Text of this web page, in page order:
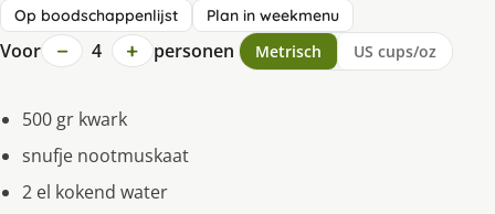
Op boodschappenlijst Plan in weekmenu
Voor − 4 + personen Metrisch US cups/oz
500 gr kwark
snufje nootmuskaat
2 el kokend water